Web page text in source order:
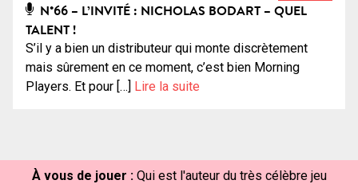
N°66 – L’INVITÉ : NICHOLAS BODART – QUEL
TALENT !
S’il y a bien un distributeur qui monte discrètement
mais sûrement en ce moment, c’est bien Morning
Players. Et pour […] Lire la suite
À vous de jouer : Qui est l'auteur du très célèbre jeu